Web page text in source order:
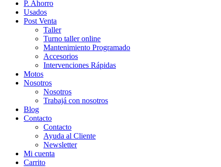
P. Ahorro
Usados
Post Venta
Taller
Turno taller online
Mantenimiento Programado
Accesorios
Intervenciones Rápidas
Motos
Nosotros
Nosotros
Trabajá con nosotros
Blog
Contacto
Contacto
Ayuda al Cliente
Newsletter
Mi cuenta
Carrito